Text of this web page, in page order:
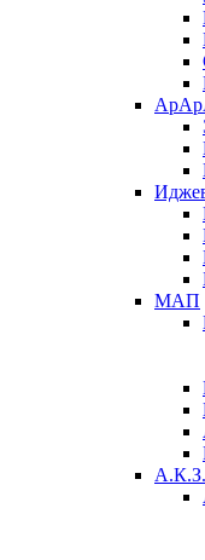
МАП
А.К.З.